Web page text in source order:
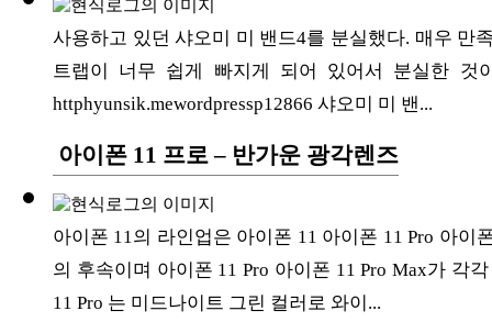
사용하고 있던 샤오미 미 밴드4를 분실했다. 매우 만
트랩이 너무 쉽게 빠지게 되어 있어서 분실한 것
httphyunsik.mewordpressp12866 샤오미 미 밴...
아이폰 11 프로 – 반가운 광각렌즈
아이폰 11의 라인업은 아이폰 11 아이폰 11 Pro 아이
의 후속이며 아이폰 11 Pro 아이폰 11 Pro Max가 각
11 Pro 는 미드나이트 그린 컬러로 와이...